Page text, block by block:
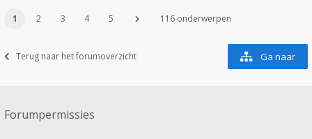
1 2 3 4 5 116 onderwerpen
Terug naar het forumoverzicht Ga naar
Forumpermissies